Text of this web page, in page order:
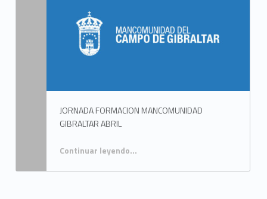
JORNADA FORMACION MANCOMUNIDAD
GIBRALTAR ABRIL
Continuar leyendo…